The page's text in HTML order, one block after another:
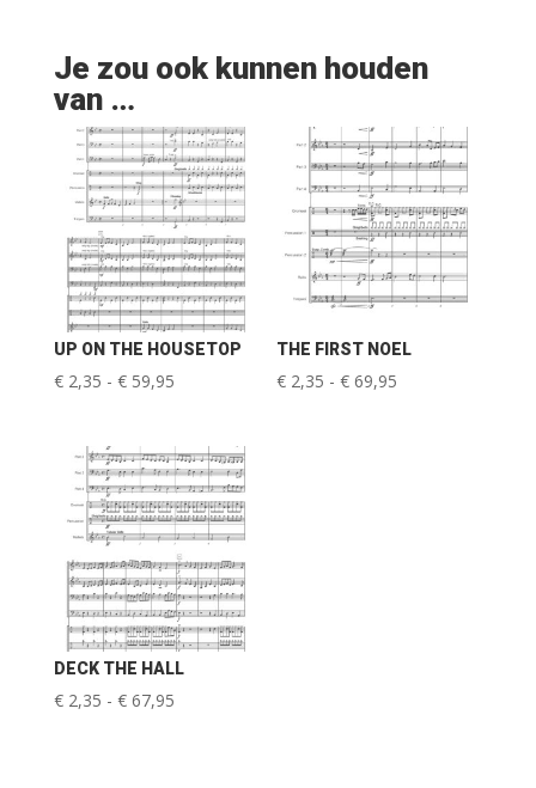
Je zou ook kunnen houden
van …
UP ON THE HOUSETOP
€2,35 - €59,95Prijsklasse:
tot
€ 59,95
THE FIRST NOEL
€ 2,35 - € 69,95
DECK THE HALL
€2,35 - €67,95Prijsklasse: